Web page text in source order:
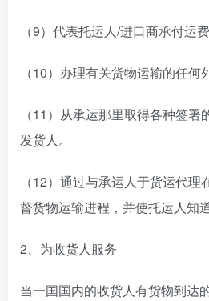
（9）代表托运人/进口商承付运
（10）办理有关货物运输的任何
（11）从承运那里取得各种签
发货人。
（12）通过与承运人于货运代
督货物运输进程，并使托运人知
2、为收货人服务
当一国国内的收货人有货物到达